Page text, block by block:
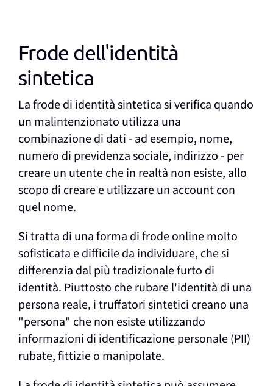
Frode dell'identità
sintetica
La frode di identità sintetica si verifica quando
un malintenzionato utilizza una
combinazione di dati - ad esempio, nome,
numero di previdenza sociale, indirizzo - per
creare un utente che in realtà non esiste, allo
scopo di creare e utilizzare un account con
quel nome.
Si tratta di una forma di frode online molto
sofisticata e difficile da individuare, che si
differenzia dal più tradizionale furto di
identità. Piuttosto che rubare l'identità di una
persona reale, i truffatori sintetici creano una
"persona" che non esiste utilizzando
informazioni di identificazione personale (PII)
rubate, fittizie o manipolate.